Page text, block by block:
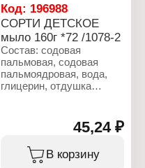
Код: 196988
СОРТИ ДЕТСКОЕ
мыло 160г *72 /1078-2
Состав: содовая
пальмовая, содовая
пальмоядровая, вода,
глицерин, отдушка
гексилциннамаль,
гераниол, цитронеллол),
стабилизатор,
отбеливающее
45,24 ₽
В корзину